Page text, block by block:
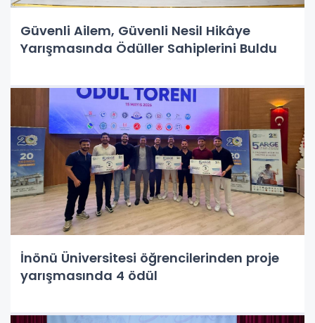
Güvenli Ailem, Güvenli Nesil Hikâye
Yarışmasında Ödüller Sahiplerini Buldu
İnönü Üniversitesi öğrencilerinden proje
yarışmasında 4 ödül